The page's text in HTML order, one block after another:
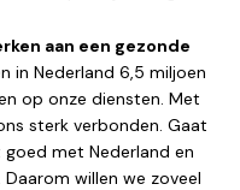
aan een gezonde
in Nederland 6,5 miljoen
op onze diensten. Met
sterk verbonden. Gaat
met Nederland en
willen we zoveel